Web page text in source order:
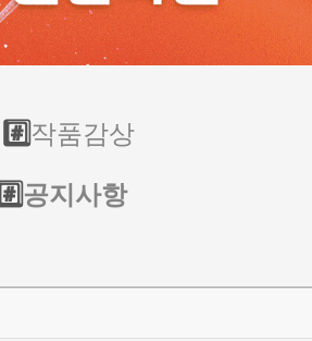
#️⃣ 작품감상
#️⃣ 공지사항